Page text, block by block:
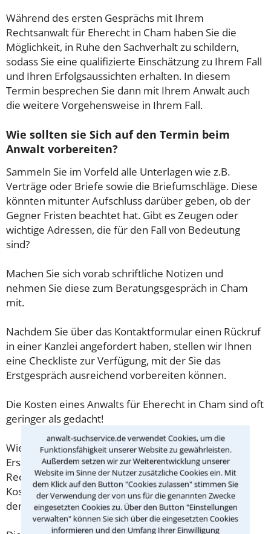
anwalt-suchservice.de verwendet Cookies, um die
Funktionsfähigkeit unserer Website zu gewährleisten.
Außerdem setzen wir zur Weiterentwicklung unserer
Website im Sinne der Nutzer zusätzliche Cookies ein. Mit
dem Klick auf den Button "Cookies zulassen" stimmen Sie
der Verwendung der von uns für die genannten Zwecke
eingesetzten Cookies zu. Über den Button "Einstellungen
verwalten" können Sie sich über die eingesetzten Cookies
informieren und den Umfang Ihrer Einwilligung
Während des ersten Gesprächs mit Ihrem
Rechtsanwalt für Eherecht in Cham haben Sie die
Möglichkeit, in Ruhe den Sachverhalt zu schildern,
sodass Sie eine qualifizierte Einschätzung zu Ihrem Fall
und Ihren Erfolgsaussichten erhalten. In diesem
Termin besprechen Sie dann mit Ihrem Anwalt auch
die weitere Vorgehensweise in Ihrem Fall.
Wie sollten sie Sich auf den Termin beim
Anwalt vorbereiten?
Sammeln Sie im Vorfeld alle Unterlagen wie z.B.
Verträge oder Briefe sowie die Briefumschläge. Diese
könnten mitunter Aufschluss darüber geben, ob der
Gegner Fristen beachtet hat. Gibt es Zeugen oder
wichtige Adressen, die für den Fall von Bedeutung
sind?
Machen Sie sich vorab schriftliche Notizen und
nehmen Sie diese zum Beratungsgespräch in Cham
mit.
Nachdem Sie über das Kontaktformular einen Rückruf
in einer Kanzlei angefordert haben, stellen wir Ihnen
eine Checkliste zur Verfügung, mit der Sie das
Erstgespräch ausreichend vorbereiten können.
Die Kosten eines Anwalts für Eherecht in Cham sind oft
geringer als gedacht!
Wieviel ein Rechtsanwalt in Cham für eine
Erstberatung verlangen darf, ist in §34 des
Rechtsanwaltsvergütungsgesetz (RVG) geregelt. Die
Kosten für das erste Beratungsgespräch betragen
demnach maximal 190,00 € zzgl. MwSt.